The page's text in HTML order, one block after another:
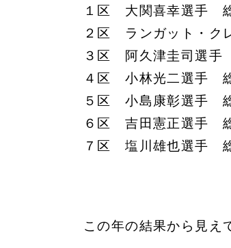
１区 大関喜幸選手
２区 ランガット・ク
３区 阿久津圭司選手
４区 小林光二選手
５区 小島康彰選手
６区 吉田憲正選手
７区 塩川雄也選手
この年の結果から見え